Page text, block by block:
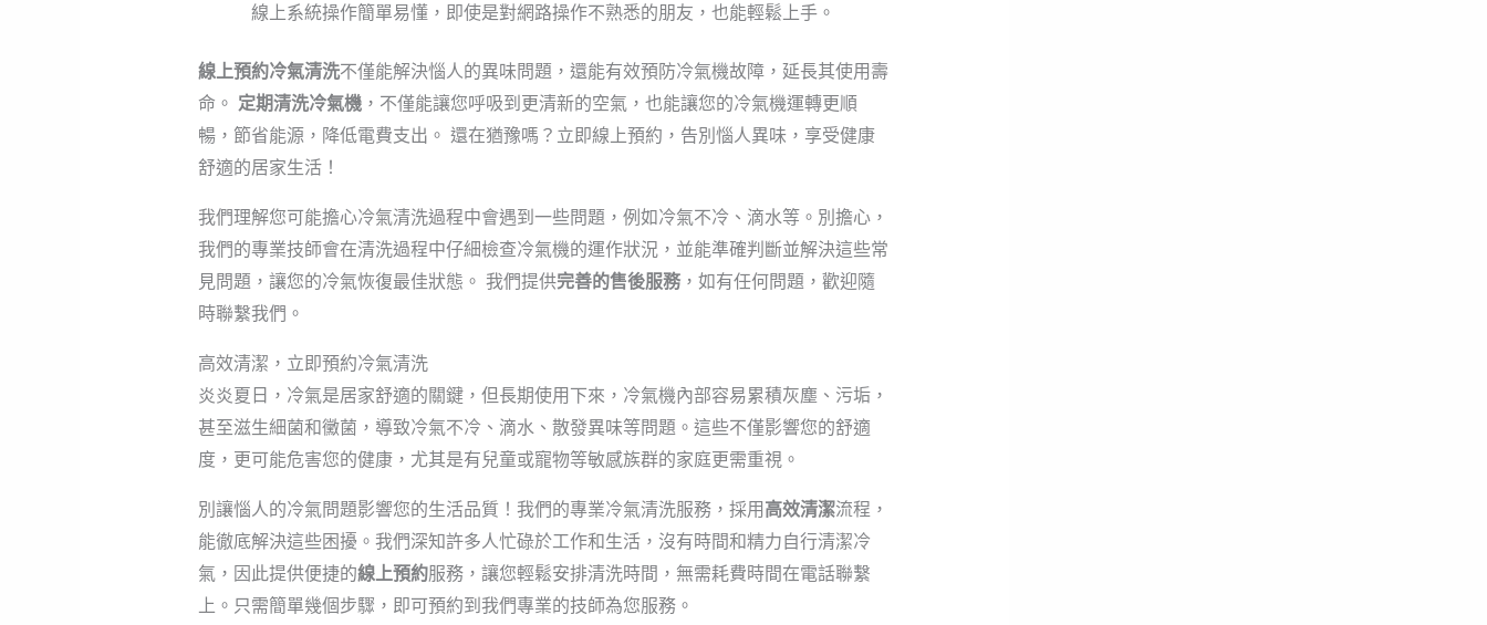
線上系統操作簡單易懂，即使是對網路操作不熟悉的朋友，也能輕鬆上手。
線上預約冷氣清洗不僅能解決惱人的異味問題，還能有效預防冷氣機故障，延長其使用壽
命。 定期清洗冷氣機，不僅能讓您呼吸到更清新的空氣，也能讓您的冷氣機運轉更順
暢，節省能源，降低電費支出。 還在猶豫嗎？立即線上預約，告別惱人異味，享受健康
舒適的居家生活！
我們理解您可能擔心冷氣清洗過程中會遇到一些問題，例如冷氣不冷、滴水等。別擔心，
我們的專業技師會在清洗過程中仔細檢查冷氣機的運作狀況，並能準確判斷並解決這些常
見問題，讓您的冷氣恢復最佳狀態。 我們提供完善的售後服務，如有任何問題，歡迎隨
時聯繫我們。
高效清潔，立即預約冷氣清洗
炎炎夏日，冷氣是居家舒適的關鍵，但長期使用下來，冷氣機內部容易累積灰塵、污垢，
甚至滋生細菌和黴菌，導致冷氣不冷、滴水、散發異味等問題。這些不僅影響您的舒適
度，更可能危害您的健康，尤其是有兒童或寵物等敏感族群的家庭更需重視。
別讓惱人的冷氣問題影響您的生活品質！我們的專業冷氣清洗服務，採用 高效清潔流程，
能徹底解決這些困擾。我們深知許多人忙碌於工作和生活，沒有時間和精力自行清潔冷
氣，因此提供便捷的線上預約服務，讓您輕鬆安排清洗時間，無需耗費時間在電話聯繫
上。只需簡單幾個步驟，即可預約到我們專業的技師為您服務。